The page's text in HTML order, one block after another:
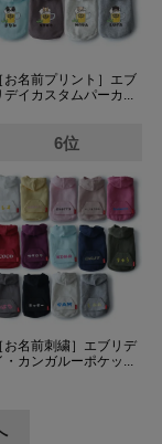
お名前プリント］エブ
デイカスタムパーカ...
6位
お名前刺繍］エブリデ
・カンガルーポケッ...